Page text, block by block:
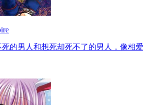
死的男人和想死却死不了的男人，像相